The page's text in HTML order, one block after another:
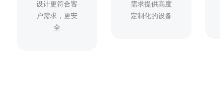
设计更符合客
户需求，更安
全
需求提供高度
定制化的设备